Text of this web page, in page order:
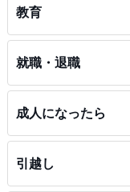
教育
就職・退職
成人になったら
引越し